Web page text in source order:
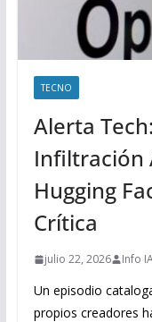
TECNO
Alerta
Infiltración
Hugging
Crítica
julio 22, 2026 Info
Un episodio
propios creadores